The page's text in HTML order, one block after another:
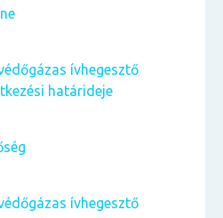
ívhegesztő
határideje
ívhegesztő